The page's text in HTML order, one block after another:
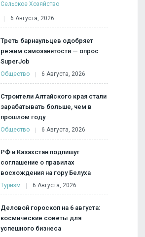
Сельское Хозяйство
6 Августа, 2026
Треть барнаульцев одобряет
режим самозанятости — опрос
SuperJob
Общество 6 Августа, 2026
Строители Алтайского края стали
зарабатывать больше, чем в
прошлом году
Общество 6 Августа, 2026
РФ и Казахстан подпишут
соглашение о правилах
восхождения на гору Белуха
Туризм 6 Августа, 2026
Деловой гороскоп на 6 августа:
космические советы для
успешного бизнеса